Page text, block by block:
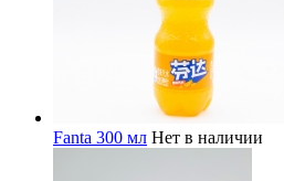
Fanta 300 мл Нет в наличии